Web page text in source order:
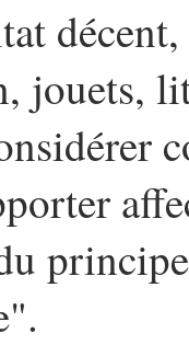
jouets,